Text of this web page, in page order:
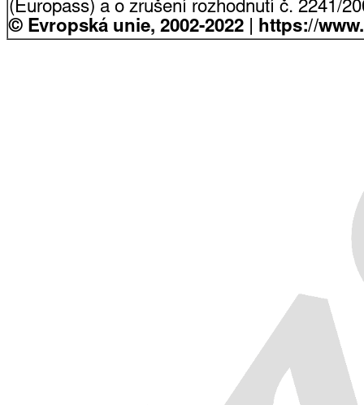
(Europass) a o zrušení rozhodnutí č. 2241/
© Evropská unie, 2002-2022 | https://